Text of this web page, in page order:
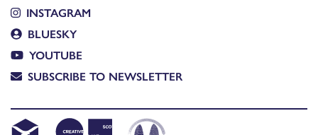
INSTAGRAM
BLUESKY
YOUTUBE
SUBSCRIBE TO NEWSLETTER